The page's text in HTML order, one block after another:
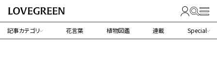
記事カテゴリ 花言葉 植物図鑑 連載 Special